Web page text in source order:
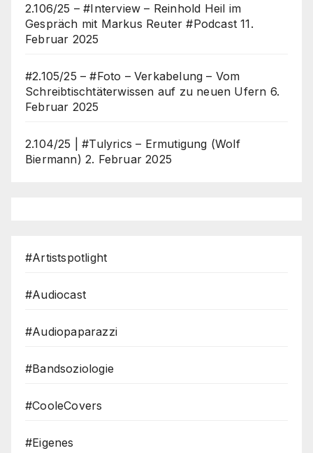
2.106/25 – #Interview – Reinhold Heil im
Gespräch mit Markus Reuter #Podcast 11.
Februar 2025
#2.105/25 – #Foto – Verkabelung – Vom
Schreibtischtäterwissen auf zu neuen Ufern 6.
Februar 2025
2.104/25 | #Tulyrics – Ermutigung (Wolf
Biermann) 2. Februar 2025
#Artistspotlight
#Audiocast
#Audiopaparazzi
#Bandsoziologie
#CooleCovers
#Eigenes